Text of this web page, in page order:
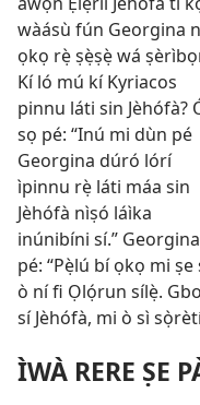
wàásù fún Georgina
ọkọ rẹ̀ ṣẹ̀ṣẹ̀ wá
Kí ló mú kí Kyriacos
pinnu láti sin Jèhófà?
sọ pé: “Inú mi dùn pé
Georgina dúró lórí
ìpinnu rẹ̀ láti máa sin
Jèhófà nìṣó láìka
inúnibíni sí.”
pé: “Pẹ̀lú bí ọkọ mi
ò ní fi Ọlọ́run sílẹ̀.
sí Jèhófà, mi ò sì
ÌWÀ RERE ṢE